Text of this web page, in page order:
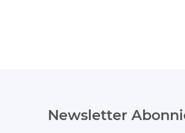
Newsletter